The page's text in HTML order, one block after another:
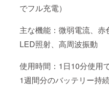
でフル充電）
主な機能：微弱電流、赤
LED照射、高周波振動
使用時間：1日10分使用
1週間分のバッテリー持